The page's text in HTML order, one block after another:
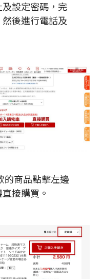
設定密碼，完
後進行電話及
的商品點擊左邊
接購買。